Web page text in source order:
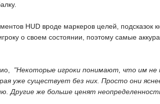
HUD вроде маркеров целей, подсказок
о своем состоянии, поэтому самые
 "Некоторые игроки понимают, что им не
уже существует без них. Просто они
Другие же больше ценят